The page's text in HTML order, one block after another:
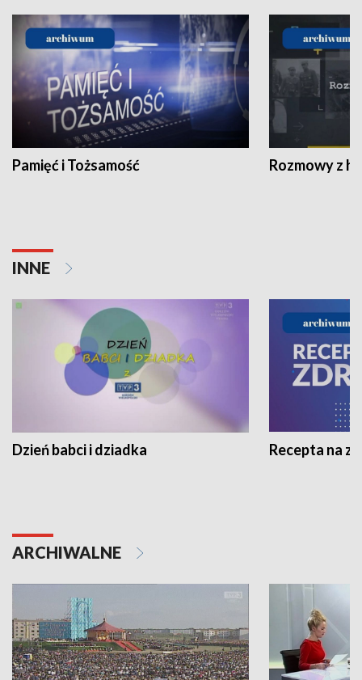
Pamięć i Tożsamość Rozmowy z
INNE
Dzień babci i dziadka Recepta na
ARCHIWALNE